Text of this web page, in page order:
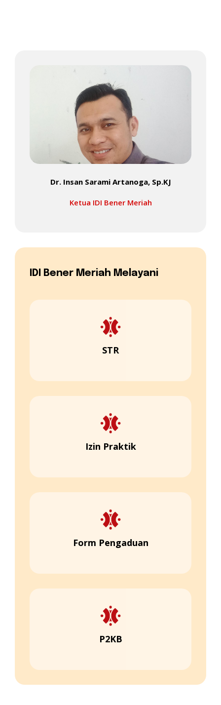
Dr. Insan Sarami Artanoga, Sp.KJ
Ketua IDI Bener Meriah
IDI Bener Meriah Melayani
STR
Izin Praktik
Form Pengaduan
P2KB